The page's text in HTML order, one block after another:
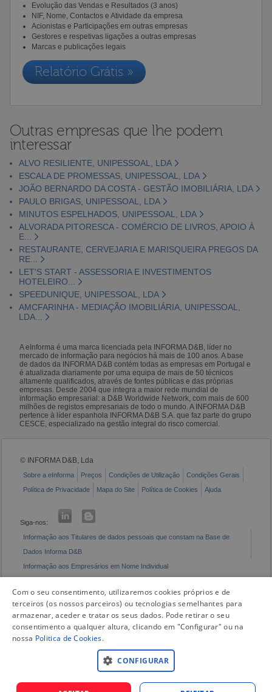
Evolução das Vendas e Resultados (3 anos)
NIF, Nome, Contactos e Atividade da empresa
Acionistas e Participações em outras empresas
Gestores e respetivas ligações a outras empresas
Marcas e publicações legais
Relatório Grátis »
Outras empresas que lhe podem
interessar
ALVO RESILIENTE, UNIPESSOAL, LDA
ESCALA DE PROMESSAS, UNIPESSOAL, LDA
JOÃO BERNARDO DA COSTA - GESTÃO IMOBILIÁRIA, LDA
PAULO BRIGAS, UNIPESSOAL, LDA
MINUTOS ESPELHADOS, UNIPESSOAL, LDA
ALVORADA PITORESCA - COMÉRCIO DE LIVROS, APOIO À
E...
RESTAURANTE, CERVEJARIA E MARISQUEIRA PREGOS DA
RE...
LET'S START - ASSESSORIA E INVESTIMENTOS
HOTELEIRO...
SPEEDUNIQUE, UNIPESSOAL, LDA
AMCFARINHA - MEDIAÇÃO IMOBILIÁRIA, UNIPESSOAL,
LDA...
A eInforma é uma marca licenciada pela INFORMA D&B, líder no
mercado de informação para negócios há mais de 100 anos. A base
de dados da INFORMA D&B contém todas as empresas em Portugal e
é atualizada diariamente por uma equipa de mais de 50 técnicos
altamente qualificados, através de fontes públicas e das próprias
empresas. Desde 2004 que integra a maior rede mundial de
informação empresarial: a D&B Worldwide Network, com mais de 600
milhões de registos empresariais de todo o mundo. A INFORMA D&B
pertence à líder espanhola INFORMA D&B S.A. que faz parte do grupo
CESCE, especializado na gestão integral do risco comercial.
© INFORMA D&B, Lda
Sobre a eInforma Preços Condições de Utilização
Condições Gerais
Política de Privacidade
Mapa do Site Política de Cookies Ajuda
Siga-nos:
Informação aos Titulares de dados pessoais que constam na Base de
Dados Informa D&B
Informação aos Empresários em Nome Individual
Com o seu consentimento, utilizaremos cookies próprios e de
terceiros (os nossos parceiros) ou tecnologias semelhantes para
armazenar, aceder e tratar os seus dados. Pode retirar o seu
consentimento a qualquer altura, clicando em "Configurar" ou na
nossa Politica de Cookies.
CONFIGURAR